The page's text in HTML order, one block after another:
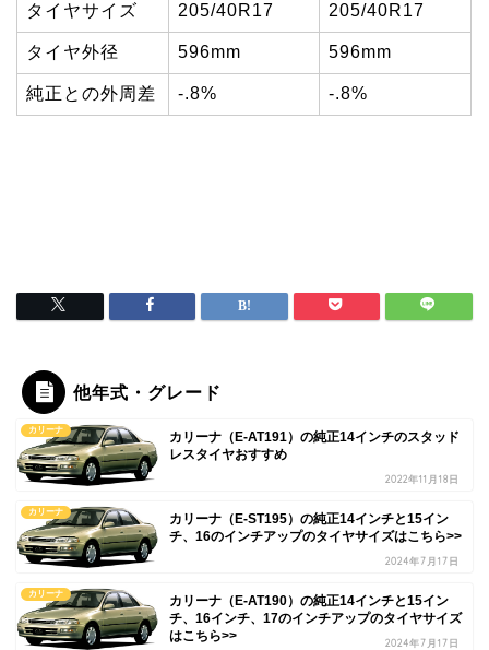
タイヤサイズ 205/40R17 205/40R17
タイヤ外径 596mm 596mm
純正との外周差 -.8% -.8%
他年式・グレード
カリーナ
カリーナ（E-AT191）の純正14インチのスタッド
レスタイヤおすすめ
2022年11月18日
カリーナ
カリーナ（E-ST195）の純正14インチと15イン
チ、16のインチアップのタイヤサイズはこちら>>
2024年7月17日
カリーナ
カリーナ（E-AT190）の純正14インチと15イン
チ、16インチ、17のインチアップのタイヤサイズ
はこちら>>
2024年7月17日